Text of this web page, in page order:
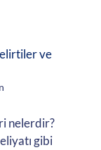
ve
nelerdir?
gibi